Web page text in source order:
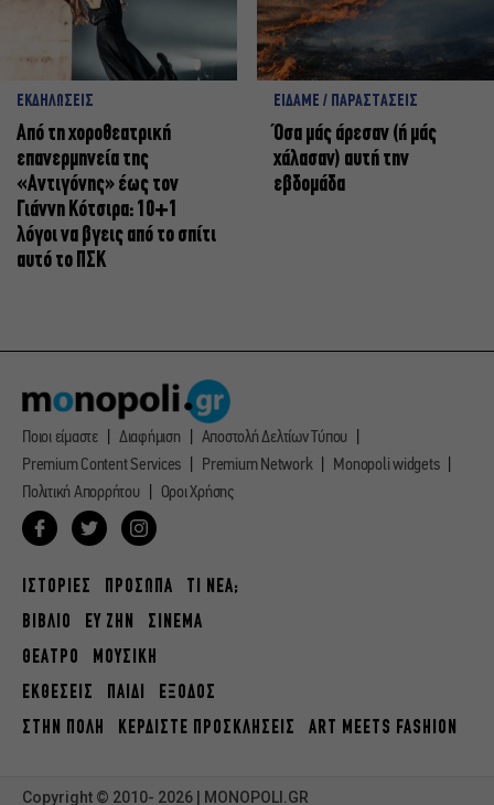
ΕΚΔΗΛΩΣΕΙΣ
Από τη χοροθεατρική
επανερμηνεία της
«Αντιγόνης» έως τον
Γιάννη Κότσιρα: 10+1
λόγοι να βγεις από το σπίτι
αυτό το ΠΣΚ
ΕΙΔΑΜΕ / ΠΑΡΑΣΤΑΣΕΙΣ
Όσα μάς άρεσαν (ή μάς
χάλασαν) αυτή την
εβδομάδα
Ποιοι είμαστε Διαφήμιση
Αποστολή Δελτίων Τύπου
Premium Content Services
Premium Network
Monopoli widgets
Πολιτική Απορρήτου
Οροι Χρήσης
ΙΣΤΟΡΙΕΣ ΠΡΟΣΩΠΑ
ΤΙ ΝΕΑ;
ΒΙΒΛΙΟ
ΕΥ ΖΗΝ
ΣΙΝΕΜΑ
ΘΕΑΤΡΟ
ΜΟΥΣΙΚΗ
ΕΚΘΕΣΕΙΣ
ΠΑΙΔΙ
ΕΞΟΔΟΣ
ΣΤΗΝ ΠΟΛΗ
ΚΕΡΔΙΣΤΕ ΠΡΟΣΚΛΗΣΕΙΣ ART MEETS FASHION
Copyright © 2010- 2026 | MONOPOLI.GR